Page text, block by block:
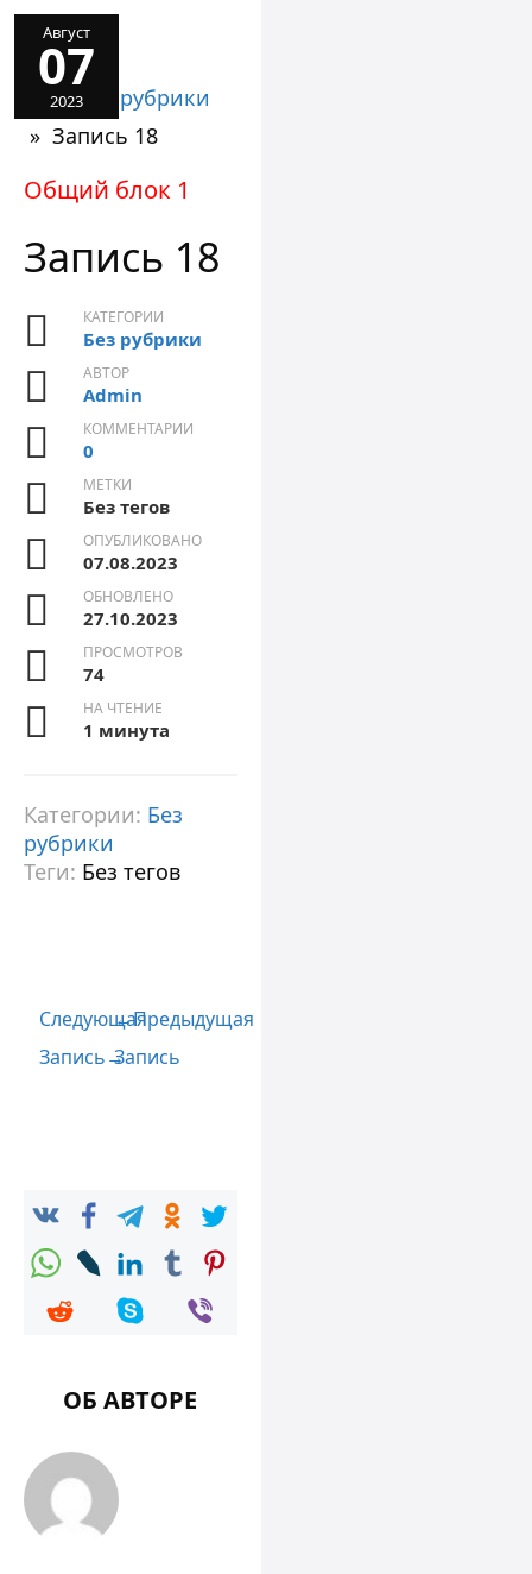
Август
07
2023
» Без рубрики
» Запись 18
Общий блок 1
Запись 18
КАТЕГОРИИ
Без рубрики
АВТОР
Admin
КОММЕНТАРИИ
0
МЕТКИ
Без тегов
ОПУБЛИКОВАНО
07.08.2023
ОБНОВЛЕНО
27.10.2023
ПРОСМОТРОВ
74
НА ЧТЕНИЕ
1 минута
Категории: Без
рубрики
Теги: Без тегов
←Предыдущая
Запись
Следующая
Запись→
ОБ АВТОРЕ